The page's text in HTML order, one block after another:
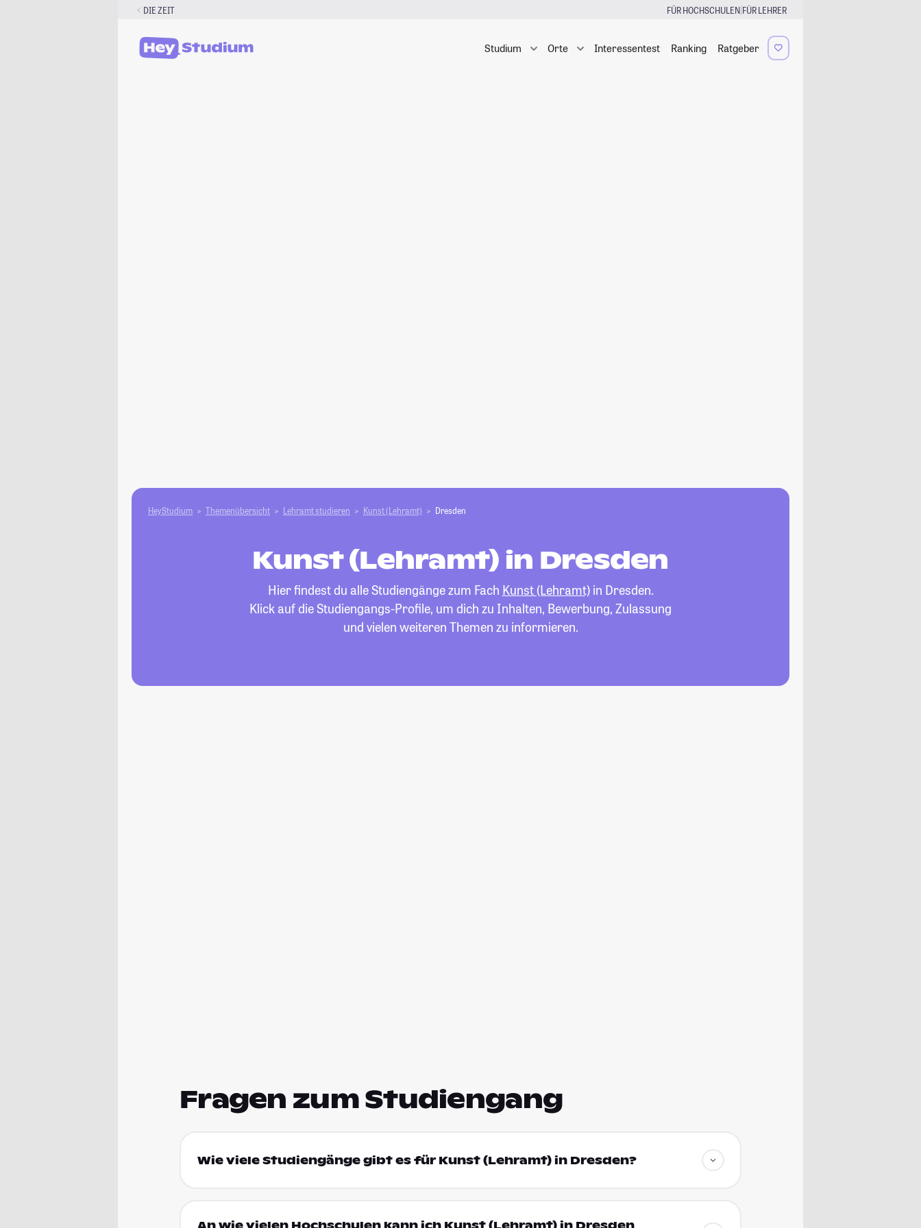
DIE ZEIT FÜR HOCHSCHULEN|FÜR LEHRER
Studium Orte Interessentest Ranking Ratgeber
HeyStudium Themenübersicht Lehramt studieren Kunst (Lehramt) Dresden
Kunst (Lehramt) in Dresden
Hier findest du alle Studiengänge zum Fach Kunst (Lehramt)in Dresden.
Klick auf die Studiengangs-Profile, um dich zu Inhalten, Bewerbung, Zulassung
und vielen weiteren Themen zu informieren.
Fragen zum Studiengang
Wie viele Studiengänge gibt es für Kunst (Lehramt) in Dresden?